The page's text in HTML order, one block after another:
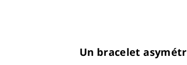
Un bracelet